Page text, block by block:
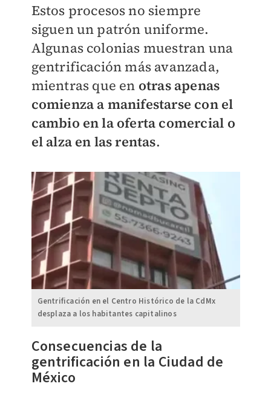
Estos procesos no siempre
siguen un patrón uniforme.
Algunas colonias muestran una
gentrificación más avanzada,
mientras que en otras apenas
comienza a manifestarse con el
cambio en la oferta comercial o
el alza en las rentas.
Gentrificación en el Centro Histórico de la CdMx
desplaza a los habitantes capitalinos
Consecuencias de la
gentrificación en la Ciudad de
México